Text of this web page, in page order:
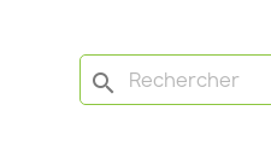
search